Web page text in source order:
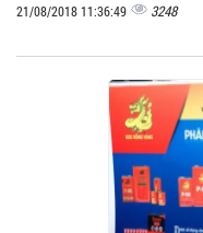
21/08/2018 11:36:49 3248